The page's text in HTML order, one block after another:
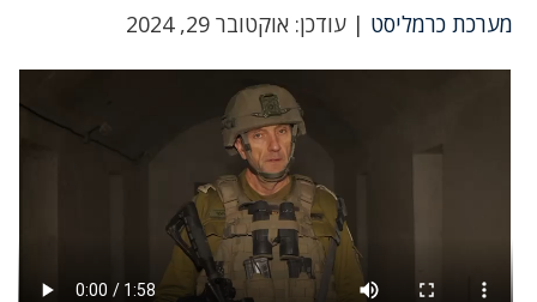
מערכת כרמליסט | עודכן: אוקטובר 29, 2024